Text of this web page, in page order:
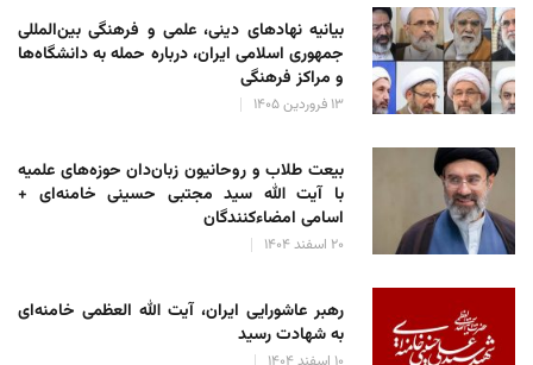
بیانیه نهادهای دینی، علمی و فرهنگی بین‌المللی
جمهوری اسلامی ایران، درباره حمله به دانشگاه‌ها
و مراکز فرهنگی
۱۳ فروردین ۱۴۰۵
بیعت طلاب و روحانیون زبان‌دان حوزه‌های علمیه
با آیت الله سید مجتبی حسینی خامنه‌ای +
اسامی امضاءکنندگان
۲۰ اسفند ۱۴۰۴
رهبر عاشورایی ایران، آیت الله العظمی خامنه‌ای
به شهادت رسید